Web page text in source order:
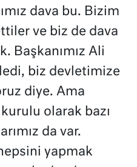
dava bu. Bizim
ve biz de dava
Başkanımız Ali
biz devletimize
diye. Ama
olarak bazı
da var.
yapmak